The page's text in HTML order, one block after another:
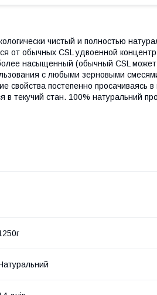
чистый и полностью
от обычных CSL удвоенной
насыщенный (обычный CSL
с любыми зерновыми
свойства постепенно просачиваясь
в текучий стан. 100% натуральний